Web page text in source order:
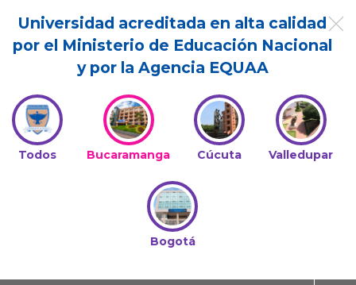
Universidad acreditada en alta calidad
por el Ministerio de Educación Nacional
y por la Agencia EQUAA
Todos Bucaramanga Cúcuta Valledupar
Bogotá